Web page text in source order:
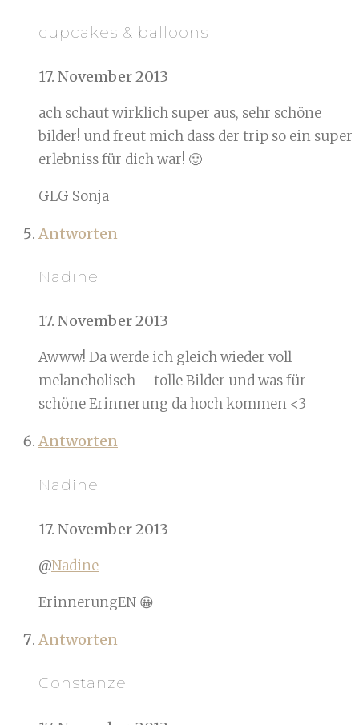
cupcakes & balloons
17. November 2013
ach schaut wirklich super aus, sehr schöne
bilder! und freut mich dass der trip so ein super
erlebniss für dich war! 🙂
GLG Sonja
Antworten
Nadine
17. November 2013
Awww! Da werde ich gleich wieder voll
melancholisch – tolle Bilder und was für
schöne Erinnerung da hoch kommen <3
Antworten
Nadine
17. November 2013
@Nadine
ErinnerungEN 😀
Antworten
Constanze